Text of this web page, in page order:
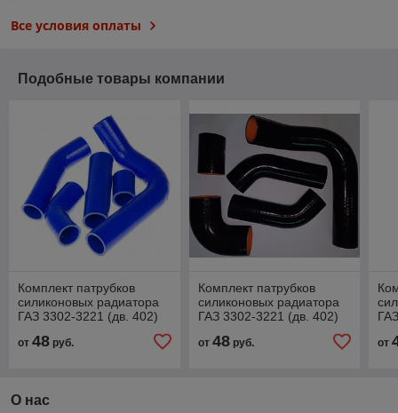
Все условия оплаты
Подобные товары компании
Комплект патрубков
силиконовых радиатора
ГАЗ 3302-3221 (дв. 402)
от 48 руб.
Комплект патрубков
силиконовых радиатора
ГАЗ 3302-3221 (дв. 402)
от 48руб. от
О нас